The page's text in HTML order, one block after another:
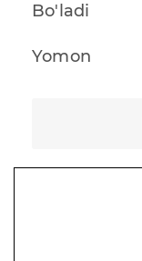
Bo'ladi
Yomon